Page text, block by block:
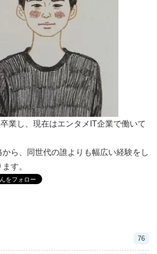
業し、現在はエンタメIT企業で働いて
ら、同世代の誰よりも幅広い経験をし
す。
76